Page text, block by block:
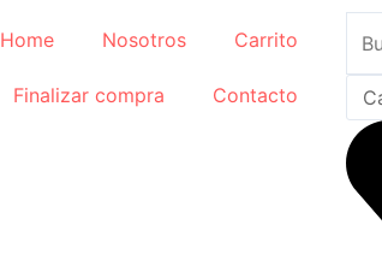
Home Nosotros Carrito
Finalizar compra Contacto